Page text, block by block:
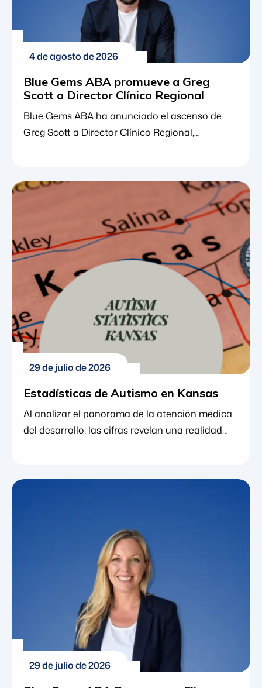
4 de agosto de 2026
Blue Gems ABA promueve a Greg
Scott a Director Clínico Regional
Blue Gems ABA ha anunciado el ascenso de
Greg Scott a Director Clínico Regional,
ascenso refleja el crecimiento continuo de Greg
dentro de la organización y la continua
inversión de Blue Gems ABA en el liderazgo
clínico a medida que la organización se
expande. Greg se unió a Blue Gems ABA en
2023 como […]
29 de julio de 2026
Estadísticas de Autismo en Kansas
Al analizar el panorama de la atención médica
del desarrollo, las cifras revelan una realidad
de ser un diagnóstico poco común a convertirse
estadísticas implica identificar los recursos
concretos, los programas educativos y los
marcos terapéuticos necesarios […]
29 de julio de 2026